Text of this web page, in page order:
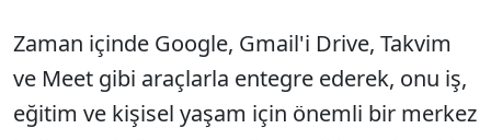
Zaman içinde Google, Gmail'i Drive, Takvim
ve Meet gibi araçlarla entegre ederek, onu iş,
eğitim ve kişisel yaşam için önemli bir merkez